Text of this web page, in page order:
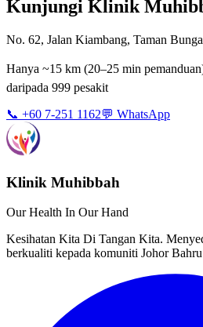
Kunjungi Klinik
No. 62, Jalan Kiambang, Taman
Hanya ~15 km (20–25 min
daripada 999 pesakit
📞 +60 7-251 1162💬 WhatsApp
Klinik Muhibbah
Our Health In Our Hand
Kesihatan Kita Di Tangan Kita.
berkualiti kepada komuniti Johor